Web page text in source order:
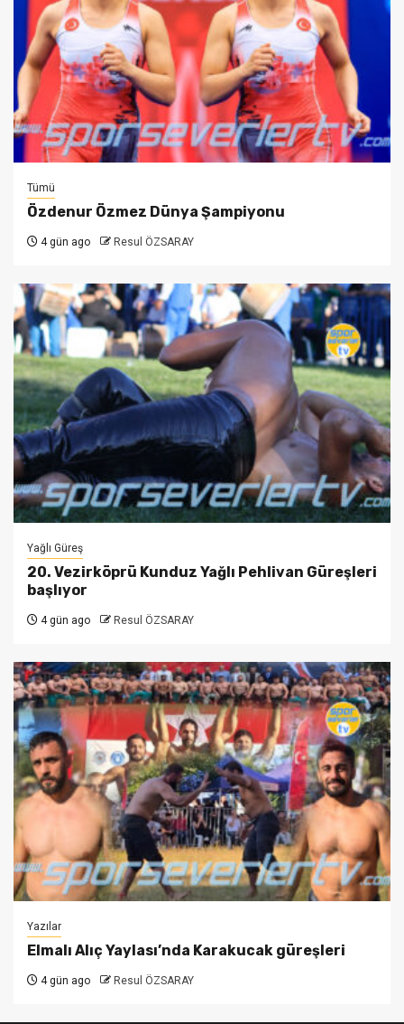
Tümü
Özdenur Özmez Dünya Şampiyonu
4 gün ago Resul ÖZSARAY
Yağlı Güreş
20. Vezirköprü Kunduz Yağlı Pehlivan Güreşleri
başlıyor
4 gün ago Resul ÖZSARAY
Yazılar
Elmalı Alıç Yaylası’nda Karakucak güreşleri
4 gün ago Resul ÖZSARAY